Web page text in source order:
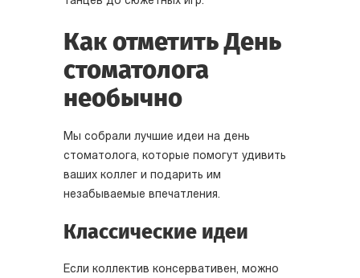
Как отметить День
стоматолога
необычно
Мы собрали лучшие идеи на день
стоматолога, которые помогут удивить
ваших коллег и подарить им
незабываемые впечатления.
Классические идеи
Если коллектив консервативен, можно